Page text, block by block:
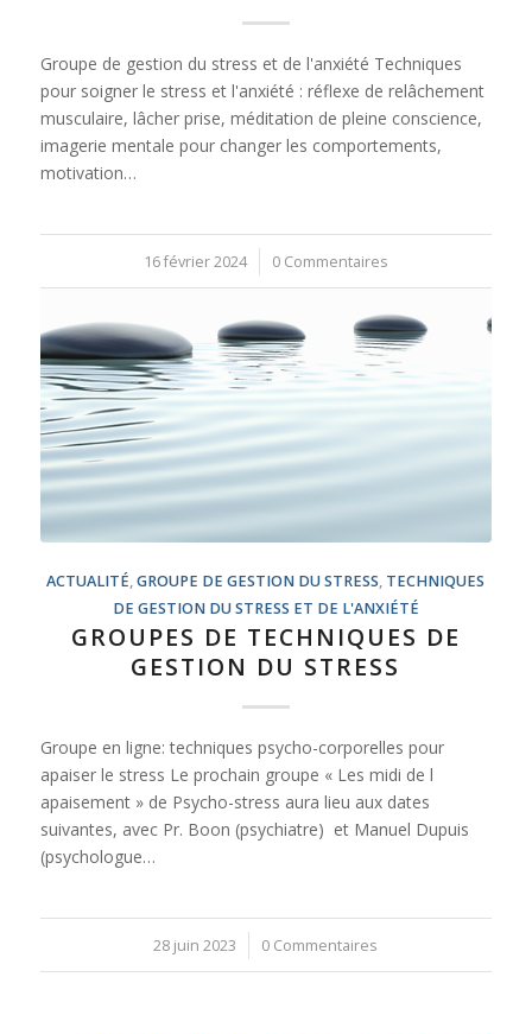
Groupe de gestion du stress et de l'anxiété Techniques
pour soigner le stress et l'anxiété : réflexe de relâchement
musculaire, lâcher prise, méditation de pleine conscience,
imagerie mentale pour changer les comportements,
motivation…
16 février 2024
/ 0 Commentaires
ACTUALITÉ,GROUPE DE GESTION DU STRESS, TECHNIQUES
DE GESTION DU STRESS ET DE L'ANXIÉTÉ
GROUPES DE TECHNIQUES DE
GESTION DU STRESS
Groupe en ligne: techniques psycho-corporelles pour
apaiser le stress Le prochain groupe « Les midi de l
apaisement » de Psycho-stress aura lieu aux dates
suivantes, avec Pr. Boon (psychiatre) et Manuel Dupuis
(psychologue…
28 juin 2023
/ 0 Commentaires